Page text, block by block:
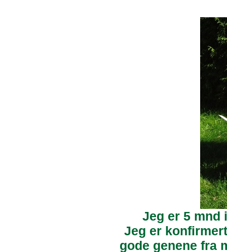
Jeg er 5 mnd
Jeg er
gode genene fra